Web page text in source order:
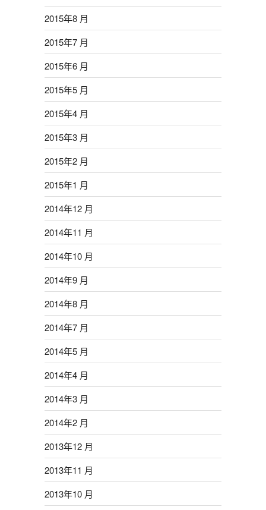
2015年8 月
2015年7 月
2015年6 月
2015年5 月
2015年4 月
2015年3 月
2015年2 月
2015年1 月
2014年12 月
2014年11 月
2014年10 月
2014年9 月
2014年8 月
2014年7 月
2014年5 月
2014年4 月
2014年3 月
2014年2 月
2013年12 月
2013年11 月
2013年10 月